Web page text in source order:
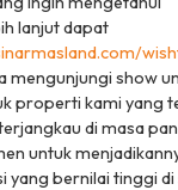
lanjut dapat
mengunjungi show
properti kami yang
di masa
untuk
yang bernilai tinggi di